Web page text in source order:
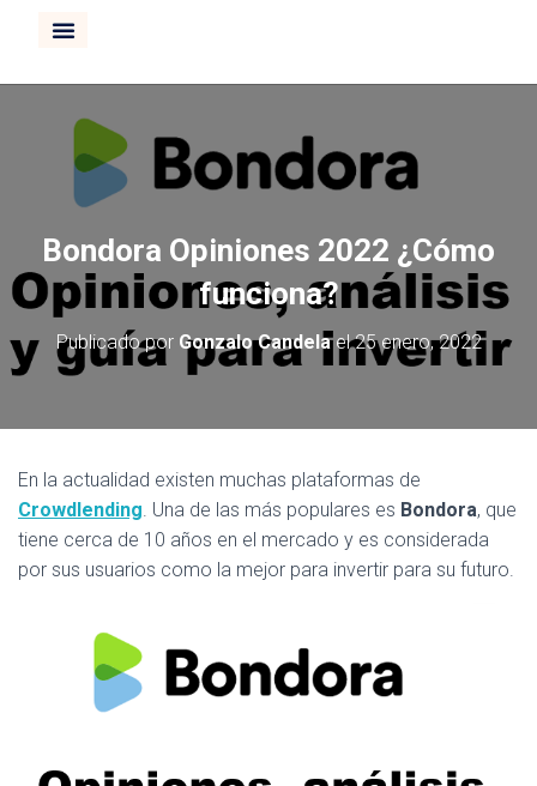
Bondora Opiniones 2022 ¿Cómo
funciona?
Publicado por Gonzalo Candelael25 enero, 2022
En la actualidad existen muchas plataformas de
Crowdlending. Una de las más populares es Bondora, que
tiene cerca de 10 años en el mercado y es considerada
por sus usuarios como la mejor para invertir para su futuro.